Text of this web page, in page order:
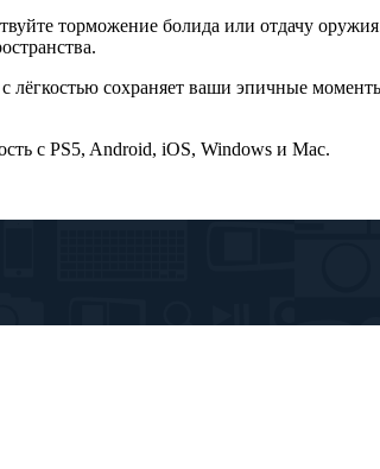
торможение болида или отдачу
сохраняет ваши эпичные
с PS5, Android, iOS, Windows и Mac.